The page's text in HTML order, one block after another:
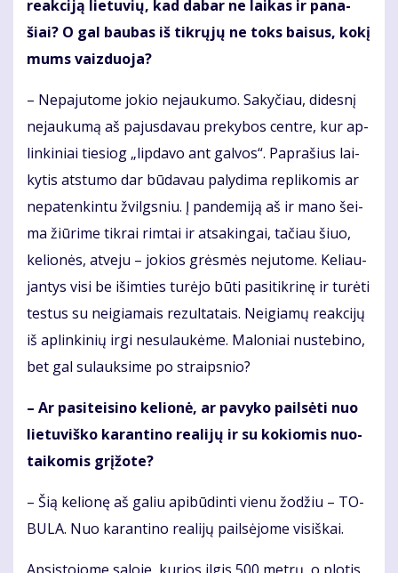
re­ak­ci­ją lie­tu­vių, kad da­bar ne lai­kas ir pa­na­
šiai? O gal bau­bas iš tik­rų­jų ne toks bai­sus, ko­kį
mums vaiz­duo­ja?
– Ne­pa­ju­to­me jo­kio ne­jau­ku­mo. Sa­ky­čiau, di­des­nį
ne­jau­ku­mą aš pa­jus­da­vau pre­ky­bos cen­tre, kur ap­
lin­ki­niai tie­siog „lip­da­vo ant gal­vos“. Pa­pra­šius lai­
ky­tis at­stu­mo dar bū­da­vau pa­ly­di­ma re­pli­ko­mis ar
ne­pa­ten­kin­tu žvilgs­niu. Į pan­de­mi­ją aš ir ma­no šei­
ma žiū­ri­me tik­rai rim­tai ir at­sa­kin­gai, ta­čiau šiuo,
ke­lio­nės, at­ve­ju – jo­kios grės­mės ne­ju­to­me. Ke­liau­
jan­tys vi­si be iš­im­ties tu­rė­jo bū­ti pa­si­tik­ri­nę ir tu­rė­ti
tes­tus su ne­igia­mais re­zul­ta­tais. Ne­igia­mų re­ak­ci­jų
iš ap­lin­ki­nių ir­gi ne­su­lau­kė­me. Ma­lo­niai nu­ste­bi­no,
bet gal su­lauk­si­me po straips­nio?
– Ar pa­si­tei­si­no ke­lio­nė, ar pa­vy­ko pail­sė­ti nuo
lie­tu­viš­ko ka­ran­ti­no re­a­li­jų ir su ko­kio­mis nuo­
tai­ko­mis grį­žo­te?
– Šią ke­lio­nę aš ga­liu api­bū­din­ti vie­nu žo­džiu – TO­
BU­LA. Nuo ka­ran­ti­no re­a­li­jų pail­sė­jo­me vi­siš­kai.